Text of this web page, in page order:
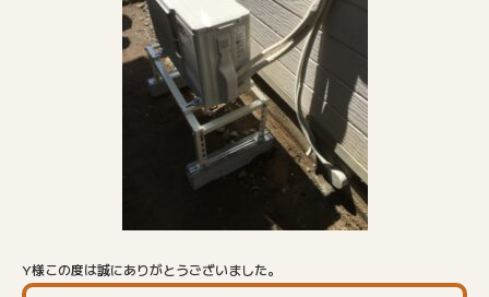
Y様この度は誠にありがとうございました。